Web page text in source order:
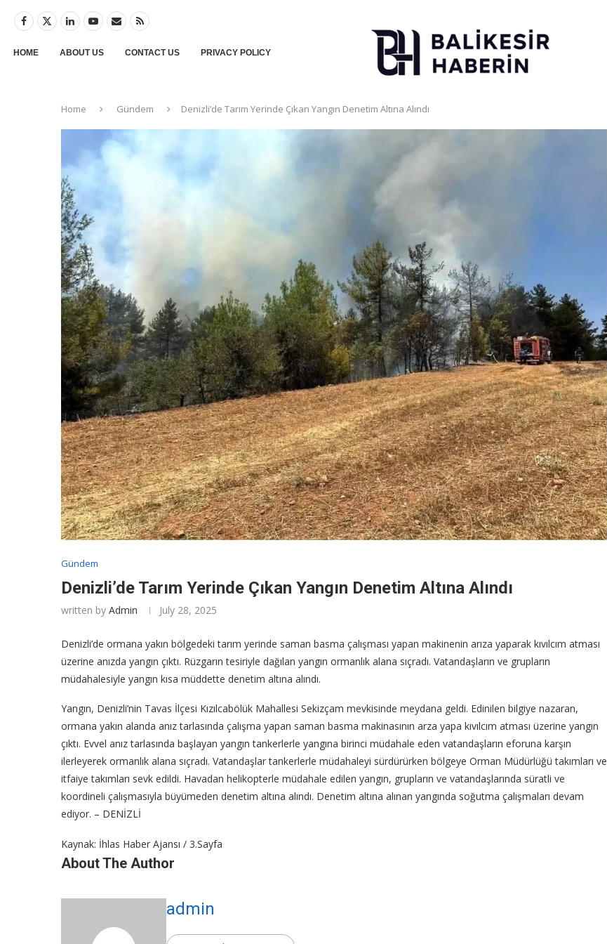
HOME ABOUT US CONTACT US PRIVACY POLICY
Home Gündem Denizli’de Tarım Yerinde Çıkan Yangın Denetim Altına Alındı
Gündem
Denizli’de Tarım Yerinde Çıkan Yangın Denetim Altına Alındı
written by Admin July 28, 2025
Denizli’de ormana yakın bölgedeki tarım yerinde saman basma çalışması yapan makinenin arıza yaparak kıvılcım atması
üzerine anızda yangın çıktı. Rüzgarın tesiriyle dağılan yangın ormanlık alana sıçradı. Vatandaşların ve grupların
müdahalesiyle yangın kısa müddette denetim altına alındı.
Yangın, Denizli’nin Tavas İlçesi Kızılcabölük Mahallesi Sekizçam mevkisinde meydana geldi. Edinilen bilgiye nazaran,
ormana yakın alanda anız tarlasında çalışma yapan saman basma makinasının arza yapa kıvılcım atması üzerine yangın
çıktı. Evvel anız tarlasında başlayan yangın tankerlerle yangına birinci müdahale eden vatandaşların eforuna karşın
ilerleyerek ormanlık alana sıçradı. Vatandaşlar tankerlerle müdahaleyi sürdürürken bölgeye Orman Müdürlüğü takımları ve
itfaiye takımları sevk edildi. Havadan helikopterle müdahale edilen yangın, grupların ve vatandaşlarında süratli ve
koordineli çalışmasıyla büyümeden denetim altına alındı. Denetim altına alınan yangında soğutma çalışmaları devam
ediyor. – DENİZLİ
Kaynak: İhlas Haber Ajansı / 3.Sayfa
About The Author
admin